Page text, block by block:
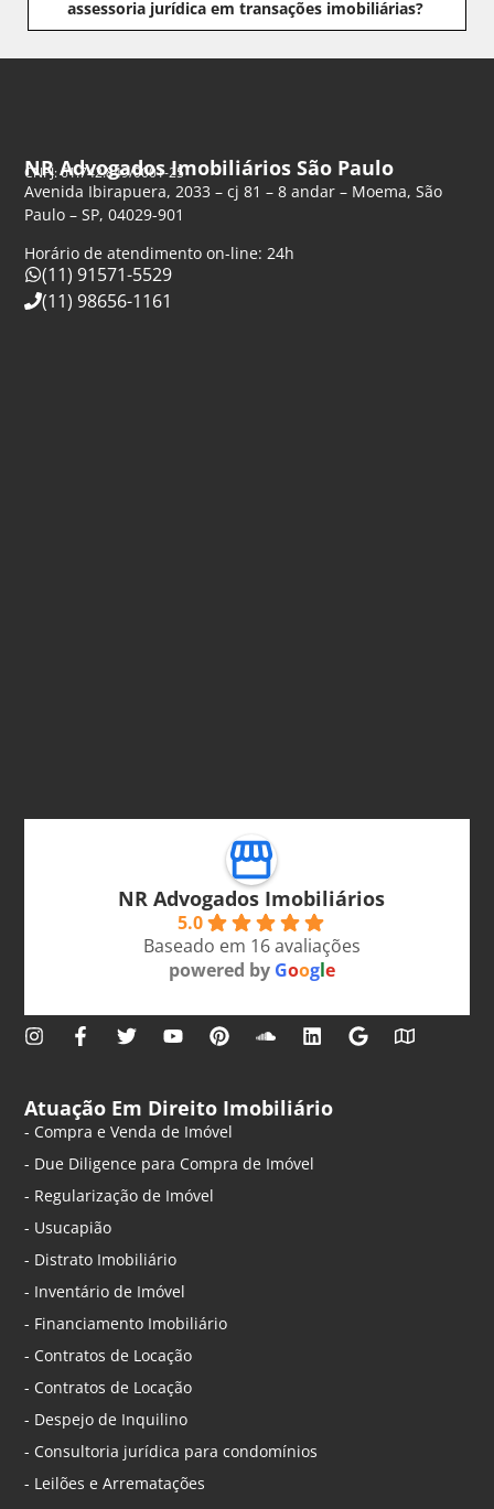
assessoria jurídica em transações imobiliárias?
NR Advogados Imobiliários São Paulo
CNPJ: 61.742.849/0001-25
Avenida Ibirapuera, 2033 – cj 81 – 8 andar – Moema, São
Paulo – SP, 04029-901
Horário de atendimento on-line: 24h
(11) 91571-5529
(11) 98656-1161
NR Advogados Imobiliários
5.0
Baseado em 16 avaliações
powered by Google
Atuação Em Direito Imobiliário
- Compra e Venda de Imóvel
- Due Diligence para Compra de Imóvel
- Regularização de Imóvel
- Usucapião
- Distrato Imobiliário
- Inventário de Imóvel
- Financiamento Imobiliário
- Contratos de Locação
- Contratos de Locação
- Despejo de Inquilino
- Consultoria jurídica para condomínios
- Leilões e Arrematações